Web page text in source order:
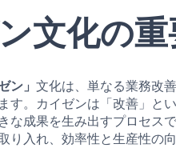
文化の
ン」文化は、単なる業務改
す。カイゼンは「改善」と
な成果を生み出すプロセス
り入れ、効率性と生産性の